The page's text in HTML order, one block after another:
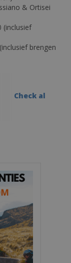
& Ortisei
(inclusief
brengen
Check al